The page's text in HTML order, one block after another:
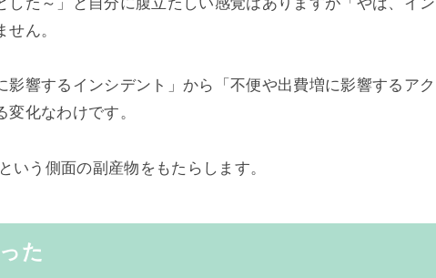
ん。
影響するインシデント」から「不便や出費増に影響するアク
化なわけです。
いう側面の副産物をもたらします。
た